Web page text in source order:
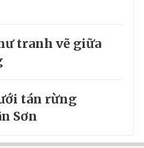
tranh vẽ giữa
tán rừng
Sơn